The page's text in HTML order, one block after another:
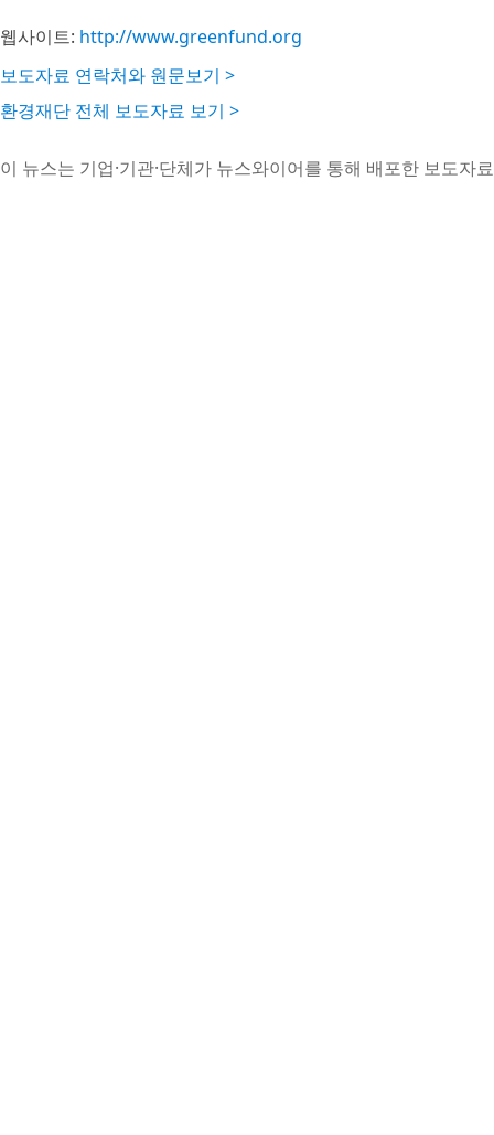
웹사이트: http://www.greenfund.org
보도자료 연락처와 원문보기 >
환경재단 전체 보도자료 보기 >
이 뉴스는 기업·기관·단체가 뉴스와이어를 통해 배포한 보도자